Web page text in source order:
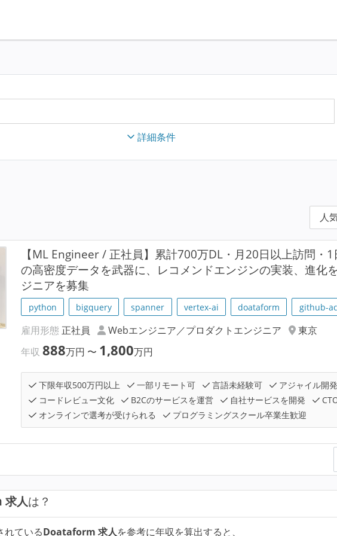
詳細条件
【ML Engineer / 正社員】累計700万DL・月20日以上訪問・
の高密度データを武器に、レコメンドエンジンの実装、進化
ジニアを募集
python bigquery spanner vertex-ai doataform github-
雇用形態 正社員 Webエンジニア／プロダクトエンジニア
東京
年収888万円 〜 1,800万円
下限年収500万円以上 一部リモート可 言語未経験可
アジャイル開発
コードレビュー文化
B2Cのサービスを運営 自社サービスを開発
オンラインで選考が受けられる
プログラミングスクール卒業生歓迎
人は？
れているDoataform 求人を参考に年収を算出すると、